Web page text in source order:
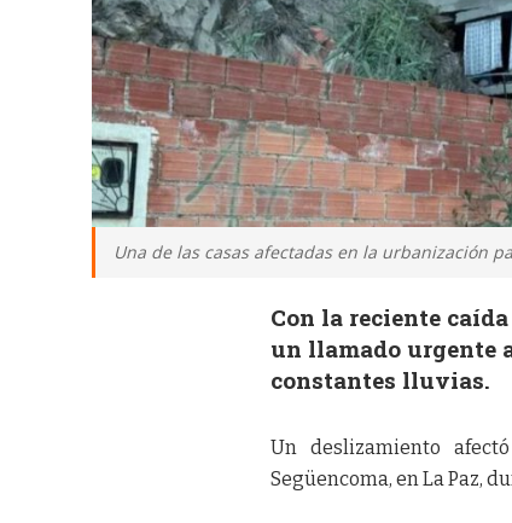
Una de las casas afectadas en la urbanización
Con la reciente
un llamado urgente
constantes lluvias.
Un deslizamiento
Següencoma, en La Paz,